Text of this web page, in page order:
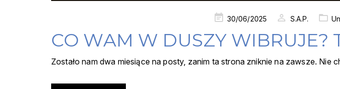
Posted30/06/2025 S.A.P.
CO WAM W DUSZY WIBRUJE?
Zostało nam dwa miesiące na posty, zanim ta strona zniknie na zawsze.